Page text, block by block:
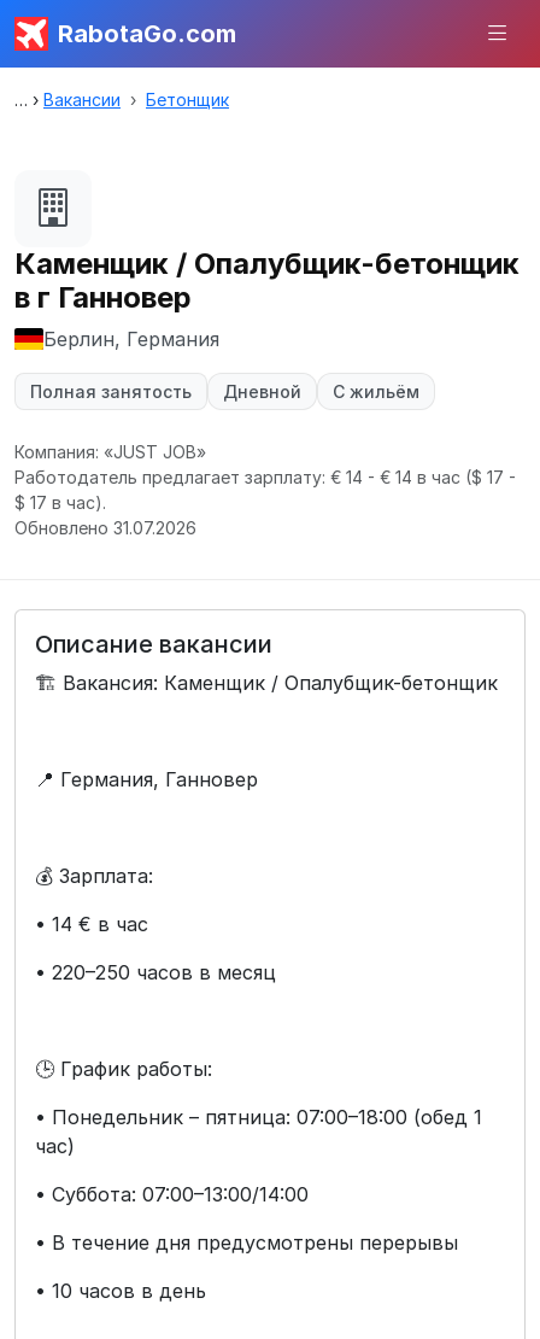
RabotaGo.com
Вакансии Бетонщик
Каменщик / Опалубщик-бетонщик
в г Ганновер
Берлин, Германия
Полная занятость Дневной С жильём
Компания: «JUST JOB»
Работодатель предлагает зарплату: € 14 - € 14 в час ($ 17 -
$ 17 в час).
Обновлено 31.07.2026
Описание вакансии
🏗️ Вакансия: Каменщик / Опалубщик-бетонщик
📍 Германия, Ганновер
💰 Зарплата:
• 14 € в час
• 220–250 часов в месяц
🕒 График работы:
• Понедельник – пятница: 07:00–18:00 (обед 1
час)
• Суббота: 07:00–13:00/14:00
• В течение дня предусмотрены перерывы
• 10 часов в день